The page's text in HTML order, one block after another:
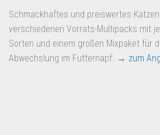
Schmackhaftes und preiswertes
verschiedenen Vorrats-Multipacks mit
Sorten und einem großen Mixpaket für
Abwechslung im Futternapf. → zum